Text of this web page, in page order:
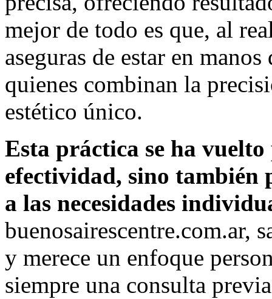
mejor de todo es que, al
aseguras de estar en
quienes combinan la
estético único.
Esta práctica se ha
efectividad, sino también
a las necesidades
buenosairescentre.com.ar,
y merece un enfoque
siempre una consulta